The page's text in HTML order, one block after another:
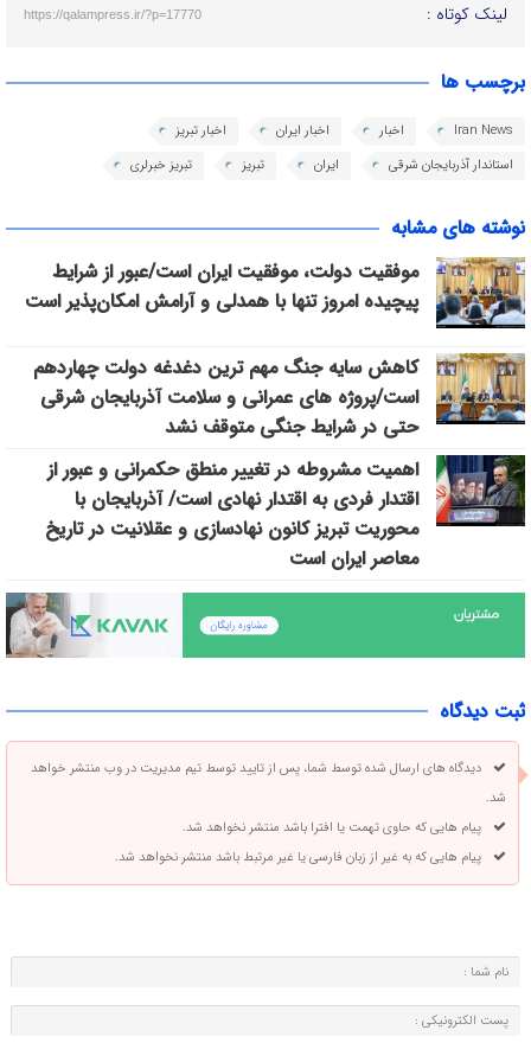
لینک کوتاه : https://qalampress.ir/?p=17770
برچسب ها
Iran News اخبار اخبار ایران
اخبار تبریز
استاندار آذربایجان شرقی
ایران تبریز تبریز خبرلری
نوشته های مشابه
موفقیت دولت، موفقیت ایران است/عبور از شرایط
پیچیده امروز تنها با همدلی و آرامش امکان‌پذیر است
کاهش سایه جنگ مهم ‌ترین دغدغه دولت چهاردهم
است/پروژه ‌های عمرانی و سلامت آذربایجان شرقی
حتی در شرایط جنگی متوقف نشد
اهمیت مشروطه در تغییر منطق حکمرانی و عبور از
اقتدار فردی به اقتدار نهادی است/ آذربایجان با
محوریت تبریز کانون نهادسازی و عقلانیت در تاریخ
معاصر ایران است
ثبت دیدگاه
دیدگاه های ارسال شده توسط شما، پس از تایید توسط تیم مدیریت در وب منتشر خواهد
شد.
پیام هایی که حاوی تهمت یا افترا باشد منتشر نخواهد شد.
پیام هایی که به غیر از زبان فارسی یا غیر مرتبط باشد منتشر نخواهد شد.